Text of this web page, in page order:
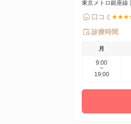
東京メトロ銀座線
口コミ
診療時間
月
9:00
~
19:00